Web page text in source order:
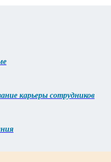
карьеры сотрудников